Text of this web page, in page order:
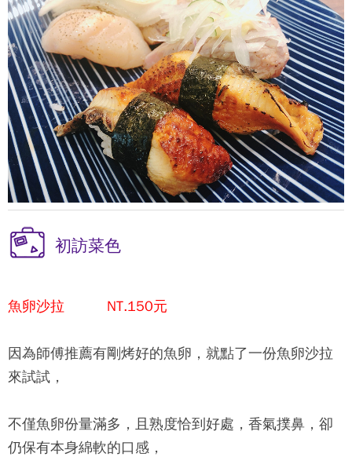
初訪菜色
魚卵沙拉 NT.150元
因為師傅推薦有剛烤好的魚卵，就點了一份魚卵沙拉
來試試，
不僅魚卵份量滿多，且熟度恰到好處，香氣撲鼻，卻
仍保有本身綿軟的口感，